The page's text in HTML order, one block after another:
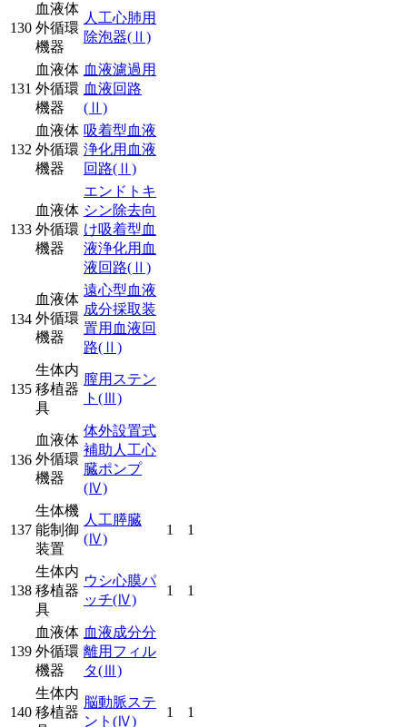
130
血液体
外循環
機器
人工心肺用
除泡器(Ⅱ)
131
血液体
外循環
機器
血液濾過用
血液回路
(Ⅱ)
132
血液体
外循環
機器
吸着型血液
浄化用血液
回路(Ⅱ)
133
血液体
外循環
機器
エンドトキ
シン除去向
け吸着型血
液浄化用血
液回路(Ⅱ)
134
血液体
外循環
機器
遠心型血液
成分採取装
置用血液回
路(Ⅱ)
135
生体内
移植器
具
膣用ステン
ト (Ⅲ)
136
血液体
外循環
機器
体外設置式
補助人工心
臓ポンプ
(Ⅳ)
137
生体機
能制御
装置
人工膵臓
(Ⅳ)
1 1
138
生体内
移植器
具
ウシ心膜パ
ッチ(Ⅳ)
1 1
139
血液体
外循環
機器
血液成分分
離用フィル
タ(Ⅲ)
140
生体内
移植器
脳動脈ステ
ント (Ⅳ)
1 1